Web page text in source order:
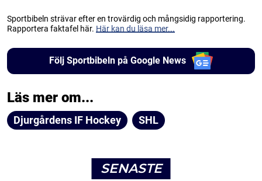
Sportbibeln strävar efter en trovärdig och mångsidig rapportering.
Rapportera faktafel här. Här kan du läsa mer...
Följ Sportbibeln på Google News
Läs mer om...
Djurgårdens IF Hockey SHL
SENASTE